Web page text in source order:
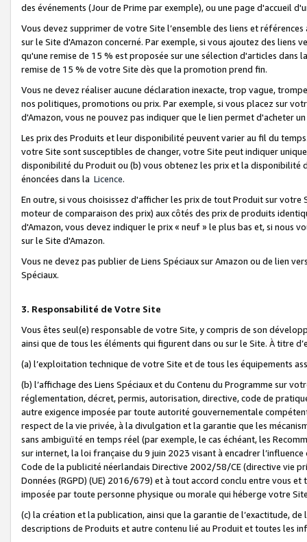
des événements (Jour de Prime par exemple), ou une page d'accueil
Vous devez supprimer de votre Site l’ensemble des liens et
sur le Site d'Amazon concerné. Par exemple, si vous ajoutez des
qu'une remise de 15 % est proposée sur une sélection d'articles
remise de 15 % de votre Site dès que la promotion prend fin.
Vous ne devez réaliser aucune déclaration inexacte, trop vague,
nos politiques, promotions ou prix. Par exemple, si vous placez sur
d'Amazon, vous ne pouvez pas indiquer que le lien permet d'acheter
Les prix des Produits et leur disponibilité peuvent varier au fil du
votre Site sont susceptibles de changer, votre Site peut indiquer
disponibilité du Produit ou (b) vous obtenez les prix et la disponibilité
énoncées dans la Licence.
En outre, si vous choisissez d'afficher les prix de tout Produit sur
moteur de comparaison des prix) aux côtés des prix de produits
d'Amazon, vous devez indiquer le prix « neuf » le plus bas et, si nous
sur le Site d'Amazon.
Vous ne devez pas publier de Liens Spéciaux sur Amazon ou de lien
Spéciaux.
3. Responsabilité de Votre Site
Vous êtes seul(e) responsable de votre Site, y compris de son
ainsi que de tous les éléments qui figurent dans ou sur le Site. À titre
(a) l’exploitation technique de votre Site et de tous les équipements
(b) l’affichage des Liens Spéciaux et du Contenu du Programme sur
réglementation, décret, permis, autorisation, directive, code de
autre exigence imposée par toute autorité gouvernementale
respect de la vie privée, à la divulgation et la garantie que les
sans ambiguïté en temps réel (par exemple, le cas échéant, les
sur internet, la loi française du 9 juin 2023 visant à encadrer
Code de la publicité néerlandais Directive 2002/58/CE (directive vie
Données (RGPD) (UE) 2016/679) et à tout accord conclu entre vous
imposée par toute personne physique ou morale qui héberge votre
(c) la création et la publication, ainsi que la garantie de l’exactitude,
descriptions de Produits et autre contenu lié au Produit et toutes les